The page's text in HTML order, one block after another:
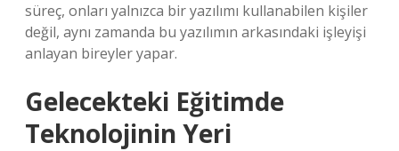
süreç, onları yalnızca bir yazılımı kullanabilen kişiler
değil, aynı zamanda bu yazılımın arkasındaki işleyişi
anlayan bireyler yapar.
Gelecekteki Eğitimde
Teknolojinin Yeri